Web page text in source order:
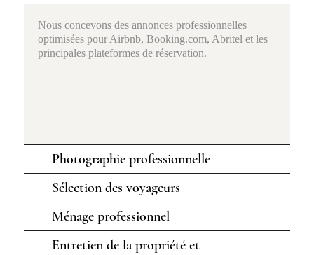
Nous concevons des annonces professionnelles
optimisées pour Airbnb, Booking.com, Abritel et les
principales plateformes de réservation.
Photographie professionnelle
Sélection des voyageurs
Ménage professionnel
Entretien de la propriété et